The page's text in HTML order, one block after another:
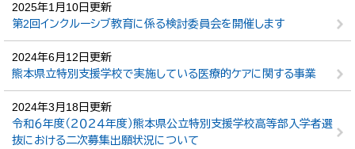
2025年1月10日更新
第2回インクルーシブ教育に係る検討委員会を開催します
2024年6月12日更新
熊本県立特別支援学校で実施している医療的ケアに関する事業
2024年3月18日更新
令和６年度（２０２４年度）熊本県公立特別支援学校高等部入学者選
抜における二次募集出願状況について